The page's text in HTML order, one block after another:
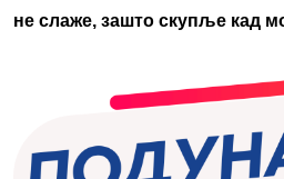
не слаже, зашто скупље кад